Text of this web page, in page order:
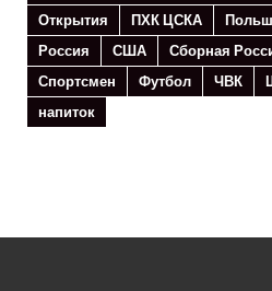
Открытия
ПХК ЦСКА
Россия
США Сборная
Спортсмен
Футбол ЧВК
напиток